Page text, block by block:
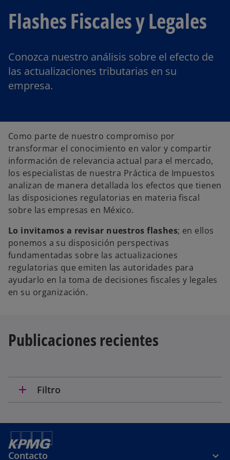
Flashes Fiscales y Legales
Conozca nuestro análisis sobre el efecto de
las actualizaciones tributarias en su
empresa.
Como parte de nuestro compromiso por
transformar el conocimiento en valor y compartir
información de relevancia actual para el mercado,
los especialistas de nuestra Práctica de Impuestos
analizan de manera detallada los efectos que tienen
las disposiciones regulatorias en materia fiscal
sobre las empresas en México.
Lo invitamos a revisar nuestros flashes; en ellos
ponemos a su disposición perspectivas
fundamentadas sobre las actualizaciones
regulatorias que emiten las autoridades para
ayudarlo en la toma de decisiones fiscales y legales
en su organización.
Publicaciones recientes
add Filtro
Contacto